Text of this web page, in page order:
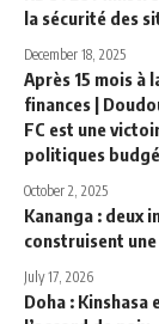
la sécurité des
December 18, 2025
Après 15 mois à
finances |
FC est une
politiques
October 2, 2025
Kananga : deux
construisent
July 17, 2026
Doha : Kinshasa